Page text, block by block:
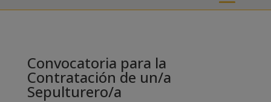
Convocatoria para la
Contratación de un/a
Sepulturero/a